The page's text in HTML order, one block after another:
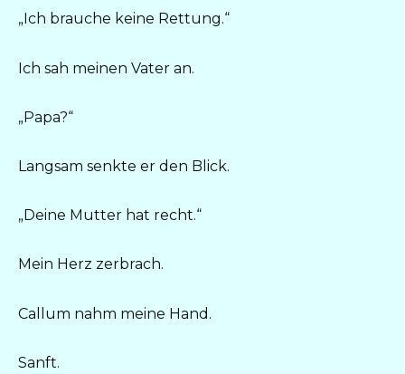
„Ich brauche keine Rettung.“
Ich sah meinen Vater an.
„Papa?“
Langsam senkte er den Blick.
„Deine Mutter hat recht.“
Mein Herz zerbrach.
Callum nahm meine Hand.
Sanft.